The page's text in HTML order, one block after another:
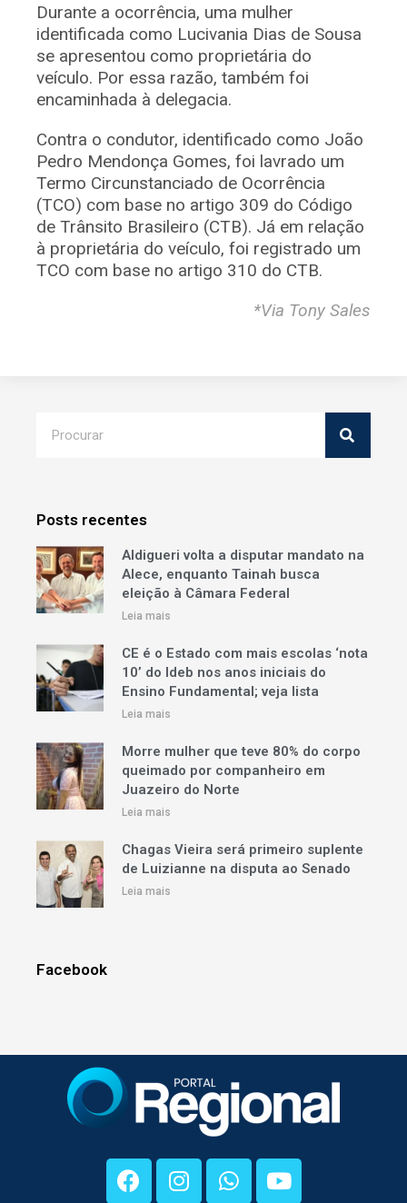
Durante a ocorrência, uma mulher
identificada como Lucivania Dias de Sousa
se apresentou como proprietária do
veículo. Por essa razão, também foi
encaminhada à delegacia.
Contra o condutor, identificado como João
Pedro Mendonça Gomes, foi lavrado um
Termo Circunstanciado de Ocorrência
(TCO) com base no artigo 309 do Código
de Trânsito Brasileiro (CTB). Já em relação
à proprietária do veículo, foi registrado um
TCO com base no artigo 310 do CTB.
*Via Tony Sales
Posts recentes
Aldigueri volta a disputar mandato na
Alece, enquanto Tainah busca
eleição à Câmara Federal
Leia mais
CE é o Estado com mais escolas ‘nota
10’ do Ideb nos anos iniciais do
Ensino Fundamental; veja lista
Leia mais
Morre mulher que teve 80% do corpo
queimado por companheiro em
Juazeiro do Norte
Leia mais
Chagas Vieira será primeiro suplente
de Luizianne na disputa ao Senado
Leia mais
Facebook